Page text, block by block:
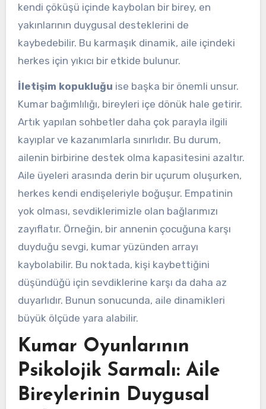
kendi çöküşü içinde kaybolan bir birey, en
yakınlarının duygusal desteklerini de
kaybedebilir. Bu karmaşık dinamik, aile içindeki
herkes için yıkıcı bir etkide bulunur.
İletişim kopukluğu ise başka bir önemli unsur.
Kumar bağımlılığı, bireyleri içe dönük hale getirir.
Artık yapılan sohbetler daha çok parayla ilgili
kayıplar ve kazanımlarla sınırlıdır. Bu durum,
ailenin birbirine destek olma kapasitesini azaltır.
Aile üyeleri arasında derin bir uçurum oluşurken,
herkes kendi endişeleriyle boğuşur. Empatinin
yok olması, sevdiklerimizle olan bağlarımızı
zayıflatır. Örneğin, bir annenin çocuğuna karşı
duyduğu sevgi, kumar yüzünden arrayı
kaybolabilir. Bu noktada, kişi kaybettiğini
düşündüğü için sevdiklerine karşı da daha az
duyarlıdır. Bunun sonucunda, aile dinamikleri
büyük ölçüde yara alabilir.
Kumar Oyunlarının
Psikolojik Sarmalı: Aile
Bireylerinin Duygusal